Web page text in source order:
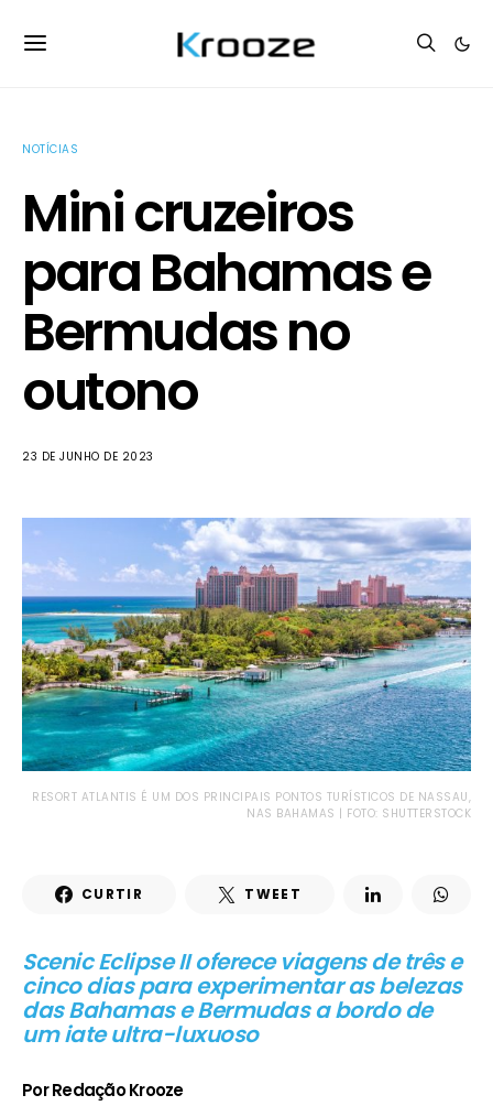
NOTÍCIAS
Mini cruzeiros
para Bahamas e
Bermudas no
outono
23 DE JUNHO DE 2023
RESORT ATLANTIS É UM DOS PRINCIPAIS PONTOS TURÍSTICOS DE NASSAU,
NAS BAHAMAS | FOTO: SHUTTERSTOCK
CURTIR TWEET
Scenic Eclipse II oferece viagens de três e
cinco dias para experimentar as belezas
das Bahamas e Bermudas a bordo de
um iate ultra-luxuoso
Por Redação Krooze